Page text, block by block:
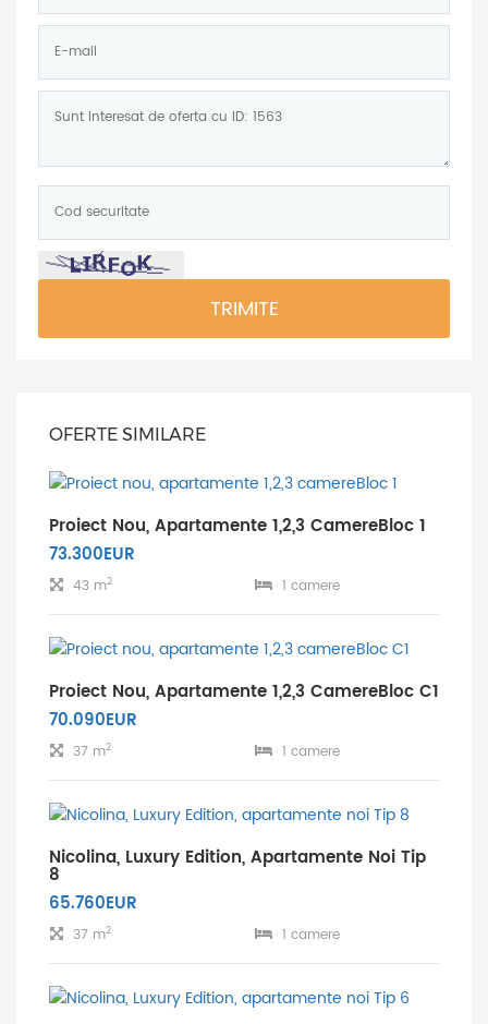
mail:
securitate:
*
TRIMITE
OFERTE SIMILARE
Proiect Nou, Apartamente 1,2,3 CamereBloc 1
73.300EUR
43 m2 1 camere
Proiect Nou, Apartamente 1,2,3 CamereBloc C1
70.090EUR
37 m2 1 camere
Nicolina, Luxury Edition, Apartamente Noi Tip
8
65.760EUR
37 m2 1 camere